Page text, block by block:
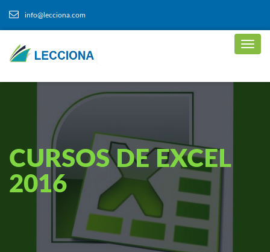
info@lecciona.com
CURSOS DE EXCEL
2016